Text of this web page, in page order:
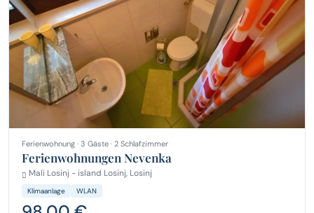
Ferienwohnung · 3 Gäste · 2 Schlafzimmer
Ferienwohnungen Nevenka
Mali Losinj - island Losinj, Losinj
Klimaanlage WLAN